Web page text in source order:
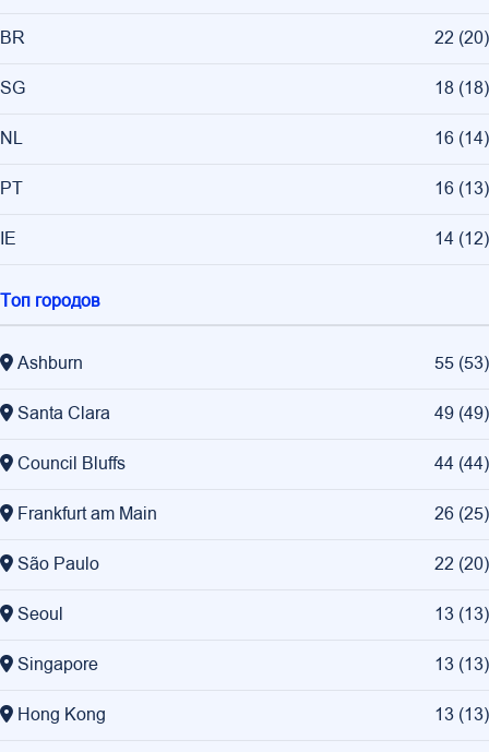
BR 22 (20)
SG 18 (18)
NL 16 (14)
PT 16 (13)
IE 14 (12)
Топ городов
Ashburn 55 (53)
Santa Clara 49 (49)
Council Bluffs 44 (44)
Frankfurt am Main 26 (25)
São Paulo 22 (20)
Seoul 13 (13)
Singapore 13 (13)
Hong Kong 13 (13)